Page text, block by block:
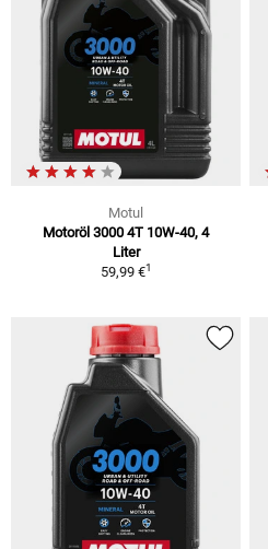
Motul
Motoröl 3000 4T 10W-40, 4
Liter
59,99 €1